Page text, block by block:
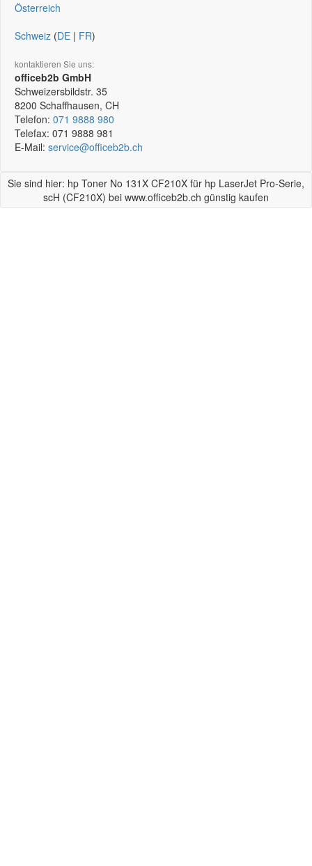
Österreich
Schweiz (DE | FR)
kontaktieren Sie uns:
officeb2b GmbH
Schweizersbildstr. 35
8200 Schaffhausen, CH
Telefon: 071 9888 980
Telefax: 071 9888 981
E-Mail: service@officeb2b.ch
Sie sind hier: hp Toner No 131X CF210X für hp LaserJet Pro-Serie,
scH (CF210X) bei www.officeb2b.ch günstig kaufen